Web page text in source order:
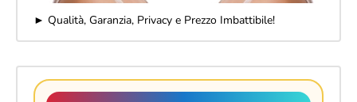
► Qualità, Garanzia, Privacy e Prezzo Imbattibile!